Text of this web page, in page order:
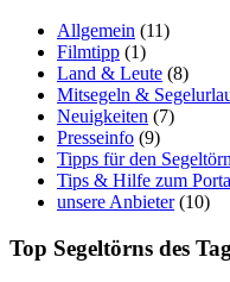
Allgemein (11)
Filmtipp (1)
Land & Leute (8)
Mitsegeln &
Neuigkeiten (7)
Presseinfo (9)
Tipps für den Segeltörn
Tips & Hilfe zum
unsere Anbieter(10)
Top Segeltörns des